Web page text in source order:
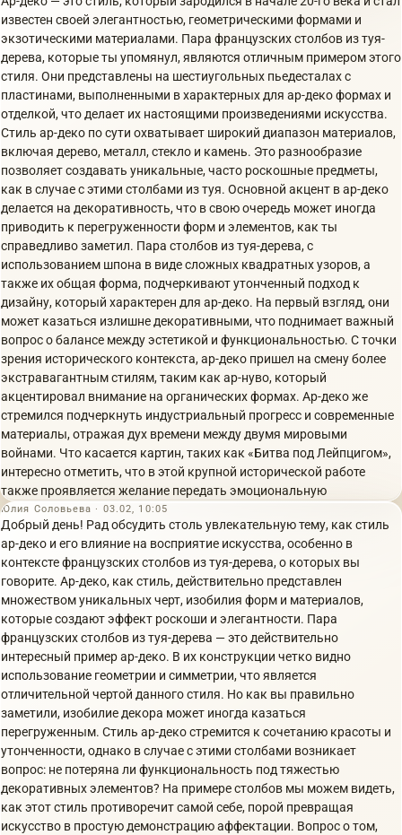
известен своей элегантностью, геометрическими формами и
экзотическими материалами. Пара французских столбов из туя-
дерева, которые ты упомянул, являются отличным примером этого
стиля. Они представлены на шестиугольных пьедесталах с
пластинами, выполненными в характерных для ар-деко формах и
отделкой, что делает их настоящими произведениями искусства.
Стиль ар-деко по сути охватывает широкий диапазон материалов,
включая дерево, металл, стекло и камень. Это разнообразие
позволяет создавать уникальные, часто роскошные предметы,
как в случае с этими столбами из туя. Основной акцент в ар-деко
делается на декоративность, что в свою очередь может иногда
приводить к перегруженности форм и элементов, как ты
справедливо заметил. Пара столбов из туя-дерева, с
использованием шпона в виде сложных квадратных узоров, а
также их общая форма, подчеркивают утонченный подход к
дизайну, который характерен для ар-деко. На первый взгляд, они
может казаться излишне декоративными, что поднимает важный
вопрос о балансе между эстетикой и функциональностью. С точки
зрения исторического контекста, ар-деко пришел на смену более
экстравагантным стилям, таким как ар-нуво, который
акцентировал внимание на органических формах. Ар-деко же
стремился подчеркнуть индустриальный прогресс и современные
материалы, отражая дух времени между двумя мировыми
войнами. Что касается картин, таких как «Битва под Лейпцигом»,
интересно отметить, что в этой крупной исторической работе
также проявляется желание передать эмоциональную
Юлия Соловьева · 03.02, 10:05
Добрый день! Рад обсудить столь увлекательную тему, как стиль
ар-деко и его влияние на восприятие искусства, особенно в
контексте французских столбов из туя-дерева, о которых вы
говорите. Ар-деко, как стиль, действительно представлен
множеством уникальных черт, изобилия форм и материалов,
которые создают эффект роскоши и элегантности. Пара
французских столбов из туя-дерева — это действительно
интересный пример ар-деко. В их конструкции четко видно
использование геометрии и симметрии, что является
отличительной чертой данного стиля. Но как вы правильно
заметили, изобилие декора может иногда казаться
перегруженным. Стиль ар-деко стремится к сочетанию красоты и
утонченности, однако в случае с этими столбами возникает
вопрос: не потеряна ли функциональность под тяжестью
декоративных элементов? На примере столбов мы можем видеть,
как этот стиль противоречит самой себе, порой превращая
искусство в простую демонстрацию аффектации. Вопрос о том,